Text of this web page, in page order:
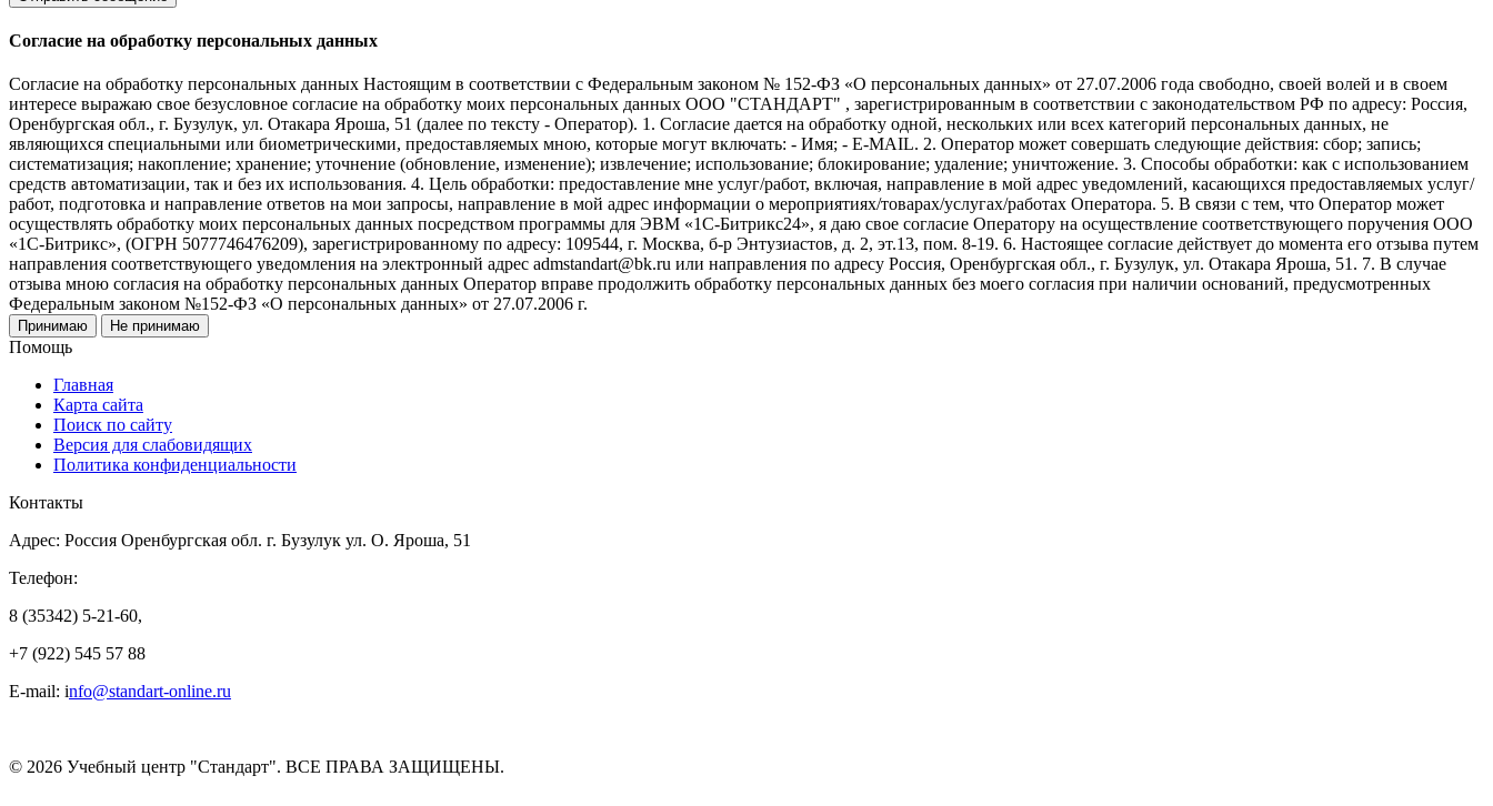
Согласие на обработку персональных данных
Согласие на обработку персональных данных Настоящим в соответствии с Федеральным законом № 152-ФЗ «О персональных данных» от 27.07.2006 года свободно, своей волей и в своем
интересе выражаю свое безусловное согласие на обработку моих персональных данных ООО "СТАНДАРТ" , зарегистрированным в соответствии с законодательством РФ по адресу: Россия,
Оренбургская обл., г. Бузулук, ул. Отакара Яроша, 51 (далее по тексту - Оператор). 1. Согласие дается на обработку одной, нескольких или всех категорий персональных данных, не
являющихся специальными или биометрическими, предоставляемых мною, которые могут включать: - Имя; - E-MAIL. 2. Оператор может совершать следующие действия: сбор; запись;
систематизация; накопление; хранение; уточнение (обновление, изменение); извлечение; использование; блокирование; удаление; уничтожение. 3. Способы обработки: как с использованием
средств автоматизации, так и без их использования. 4. Цель обработки: предоставление мне услуг/работ, включая, направление в мой адрес уведомлений, касающихся предоставляемых услуг/
работ, подготовка и направление ответов на мои запросы, направление в мой адрес информации о мероприятиях/товарах/услугах/работах Оператора. 5. В связи с тем, что Оператор может
осуществлять обработку моих персональных данных посредством программы для ЭВМ «1С-Битрикс24», я даю свое согласие Оператору на осуществление соответствующего поручения ООО
«1С-Битрикс», (ОГРН 5077746476209), зарегистрированному по адресу: 109544, г. Москва, б-р Энтузиастов, д. 2, эт.13, пом. 8-19. 6. Настоящее согласие действует до момента его отзыва путем
направления соответствующего уведомления на электронный адрес admstandart@bk.ru или направления по адресу Россия, Оренбургская обл., г. Бузулук, ул. Отакара Яроша, 51. 7. В случае
отзыва мною согласия на обработку персональных данных Оператор вправе продолжить обработку персональных данных без моего согласия при наличии оснований, предусмотренных
Федеральным законом №152-ФЗ «О персональных данных» от 27.07.2006 г.
Принимаю Не принимаю
Помощь
Главная
Карта сайта
Поиск по сайту
Версия для слабовидящих
Политика конфиденциальности
Контакты
Адрес: Россия Оренбургская обл. г. Бузулук ул. О. Яроша, 51
Телефон:
8 (35342) 5-21-60,
+7 (922) 545 57 88
E-mail: info@standart-online.ru
© 2026 Учебный центр "Стандарт". ВСЕ ПРАВА ЗАЩИЩЕНЫ.